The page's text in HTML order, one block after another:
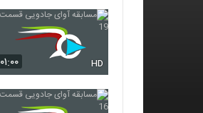
۰۱:۰۰ HD